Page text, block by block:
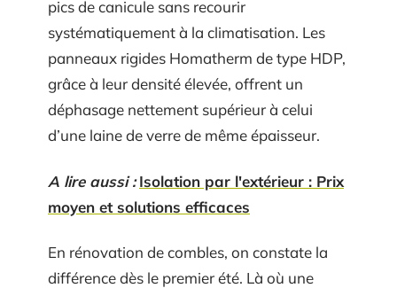
pics de canicule sans recourir
systématiquement à la climatisation. Les
panneaux rigides Homatherm de type HDP,
grâce à leur densité élevée, offrent un
déphasage nettement supérieur à celui
d’une laine de verre de même épaisseur.
A lire aussi : Isolation par l'extérieur : Prix
moyen et solutions efficaces
En rénovation de combles, on constate la
différence dès le premier été. Là où une